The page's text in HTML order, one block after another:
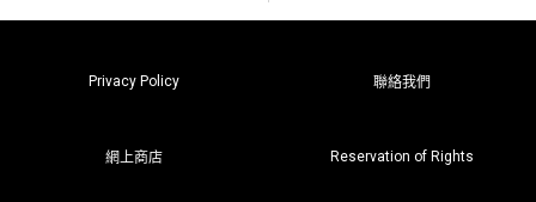
Privacy Policy 聯絡我們
網上商店 Reservation of Rights